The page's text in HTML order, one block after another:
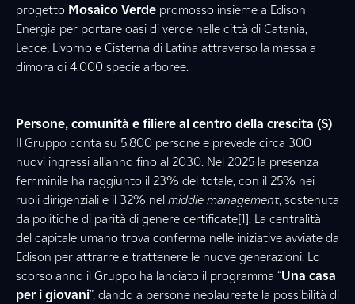
progetto Mosaico Verde promosso insieme a Edison
Energia per portare oasi di verde nelle città di Catania,
Lecce, Livorno e Cisterna di Latina attraverso la messa a
dimora di 4.000 specie arboree.
Persone, comunità e filiere al centro della crescita (S)
Il Gruppo conta su 5.800 persone e prevede circa 300
nuovi ingressi all’anno fino al 2030. Nel 2025 la presenza
femminile ha raggiunto il 23% del totale, con il 25% nei
ruoli dirigenziali e il 32% nel middle management, sostenuta
da politiche di parità di genere certificate[1]. La centralità
del capitale umano trova conferma nelle iniziative avviate da
Edison per attrarre e trattenere le nuove generazioni. Lo
scorso anno il Gruppo ha lanciato il programma “Una casa
per i giovani”, dando a persone neolaureate la possibilità di